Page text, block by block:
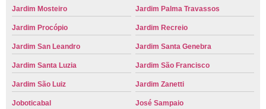
Jardim Mosteiro Jardim Palma Travassos
Jardim Procópio Jardim Recreio
Jardim San Leandro Jardim Santa Genebra
Jardim Santa Luzia Jardim São Francisco
Jardim São Luiz Jardim Zanetti
Joboticabal José Sampaio